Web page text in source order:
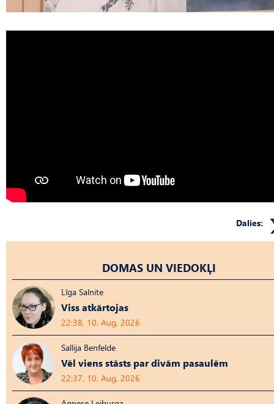
Dalies:
DOMAS UN VIEDOKĻI
Līga Salnite
Viss atkārtojas
22:38, 10. Aug, 2026
Sallija Benfelde
Vēl viens stāsts par divām pasaulēm
22:37, 10. Aug, 2026